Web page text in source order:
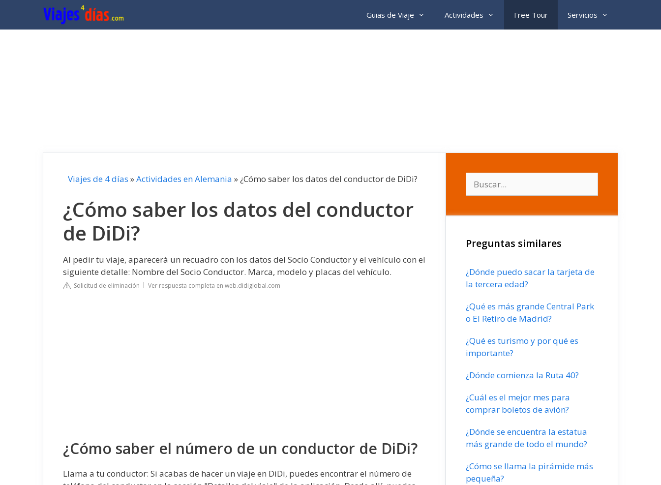
contenido
Guias de Viaje Actividades Free Tour Servicios
Viajes de 4 días »Actividades en Alemania »¿Cómo saber los datos del conductor de DiDi?
¿Cómo saber los datos del conductor
de DiDi?
Al pedir tu viaje, aparecerá un recuadro con los datos del Socio Conductor y el vehículo con el
siguiente detalle: Nombre del Socio Conductor. Marca, modelo y placas del vehículo.
Solicitud de eliminación Ver respuesta completa en web.didiglobal.com
¿Cómo saber el número de un conductor de DiDi?
Llama a tu conductor: Si acabas de hacer un viaje en DiDi, puedes encontrar el número de
Preguntas similares
¿Dónde puedo sacar la tarjeta de
la tercera edad?
¿Qué es más grande Central Park
o El Retiro de Madrid?
¿Qué es turismo y por qué es
importante?
¿Dónde comienza la Ruta 40?
¿Cuál es el mejor mes para
comprar boletos de avión?
¿Dónde se encuentra la estatua
más grande de todo el mundo?
¿Cómo se llama la pirámide más
pequeña?